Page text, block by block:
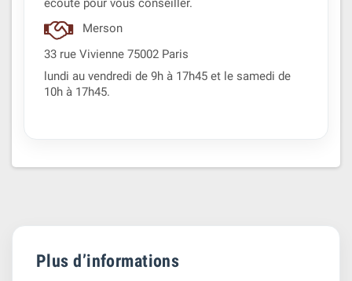
écoute pour vous conseiller.
Merson
33 rue Vivienne 75002 Paris
lundi au vendredi de 9h à 17h45 et le samedi de
10h à 17h45.
Plus d’informations